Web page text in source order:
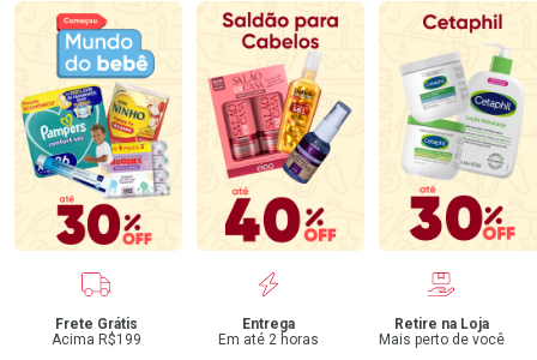
Benefícios
Frete Grátis
Acima R$199
Entrega
Em até 2 horas
Retire na Loja
Mais perto de você